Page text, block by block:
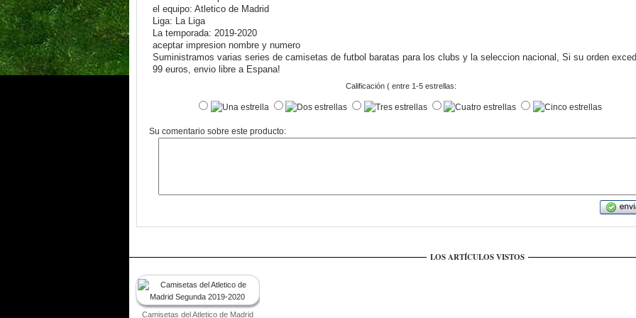
el equipo: Atletico de Madrid
Liga: La Liga
La temporada: 2019-2020
aceptar impresion nombre y numero
Suministramos varias series de camisetas de futbol baratas para los clubs y la seleccion nacional, Si su orden
99 euros, envio libre a Espana!
Calificación ( entre 1-5 estrellas:
Su comentario sobre este producto:
LOS ARTÍCULOS VISTOS
Camisetas del Atletico de Madrid